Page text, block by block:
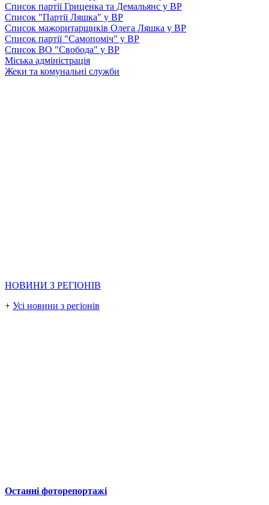
Список партії Гриценка та Демальянс у ВР
Список "Партії Ляшка" у ВР
Список мажоритарщиків Олега Ляшка у ВР
Список партії "Самопоміч" у ВР
Список ВО "Свобода" у ВР
Міська адміністрація
Жеки та комунальні служби
НОВИНИ З РЕГІОНІВ
+ Усі новини з регіонів
Останні фоторепортажі